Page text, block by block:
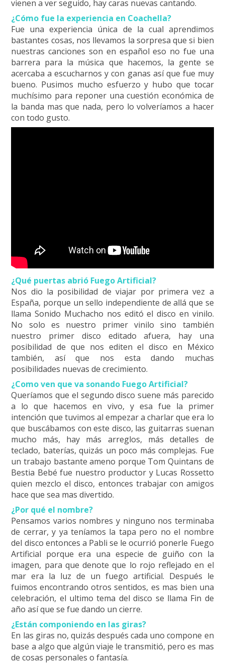
vienen a ver seguido, hay caras nuevas cantando.
¿Cómo fue la experiencia en Coachella?
Fue una experiencia única de la cual aprendimos
bastantes cosas, nos llevamos la sorpresa que si bien
nuestras canciones son en español eso no fue una
barrera para la música que hacemos, la gente se
acercaba a escucharnos y con ganas así que fue muy
bueno. Pusimos mucho esfuerzo y hubo que tocar
muchísimo para reponer una cuestión económica de
la banda mas que nada, pero lo volveríamos a hacer
con todo gusto.
¿Qué puertas abrió Fuego Artificial?
Nos dio la posibilidad de viajar por primera vez a
España, porque un sello independiente de allá que se
llama Sonido Muchacho nos editó el disco en vinilo.
No solo es nuestro primer vinilo sino también
nuestro primer disco editado afuera, hay una
posibilidad de que nos editen el disco en México
también, así que nos esta dando muchas
posibilidades nuevas de crecimiento.
¿Como ven que va sonando Fuego Artificial?
Queríamos que el segundo disco suene más parecido
a lo que hacemos en vivo, y esa fue la primer
intención que tuvimos al empezar a charlar que era lo
que buscábamos con este disco, las guitarras suenan
mucho más, hay más arreglos, más detalles de
teclado, baterías, quizás un poco más complejas. Fue
un trabajo bastante ameno porque Tom Quintans de
Bestia Bebé fue nuestro productor y Lucas Rossetto
quien mezclo el disco, entonces trabajar con amigos
hace que sea mas divertido.
¿Por qué el nombre?
Pensamos varios nombres y ninguno nos terminaba
de cerrar, y ya teníamos la tapa pero no el nombre
del disco entonces a Pabli se le ocurrió ponerle Fuego
Artificial porque era una especie de guiño con la
imagen, para que denote que lo rojo reflejado en el
mar era la luz de un fuego artificial. Después le
fuimos encontrando otros sentidos, es mas bien una
celebración, el ultimo tema del disco se llama Fin de
año así que se fue dando un cierre.
¿Están componiendo en las giras?
En las giras no, quizás después cada uno compone en
base a algo que algún viaje le transmitió, pero es mas
de cosas personales o fantasía.